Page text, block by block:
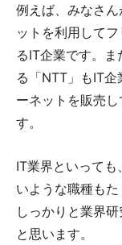
例えば、みなさ
ットを利用して
るIT企業です。
る「NTT」もIT
ーネットを販売
す。
IT業界といって
いような職種もた
しっかりと業界
と思います。